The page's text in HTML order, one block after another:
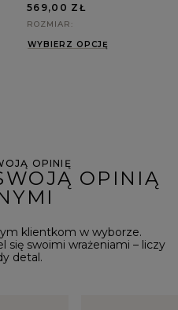
569,00 ZŁ
ROZMIAR
WYBIERZ OPCJĘ
OPINIĘ
OPINIĄ
klientkom w wyborze.
się swoimi wrażeniami – liczy
detal.